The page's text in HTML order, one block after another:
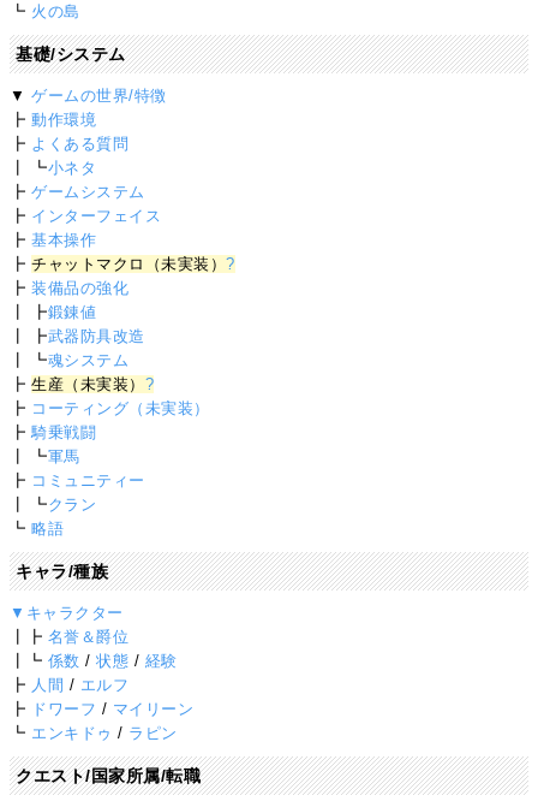
┗ 火の島
基礎/システム
▼ゲームの世界/特徴
┣動作環境
┣ よくある質問
┃ ┗小ネタ
┣ゲームシステム
┣ インターフェイス
┣基本操作
┣チャットマクロ（未実装）?
┣装備品の強化
┃ ┣鍛錬値
┃ ┣武器防具改造
┃ ┗魂システム
┣生産（未実装） ?
┣ コーティング（未実装）
┣騎乗戦闘
┃ ┗軍馬
┣ コミュニティー
┃ ┗クラン
┗略語
キャラ/種族
▼キャラクター
┃┣ 名誉＆爵位
┃┗ 係数 /状態 / 経験
┣ 人間 / エルフ
┣ ドワーフ / マイリーン
┗ エンキドゥ / ラピン
クエスト/国家所属/転職